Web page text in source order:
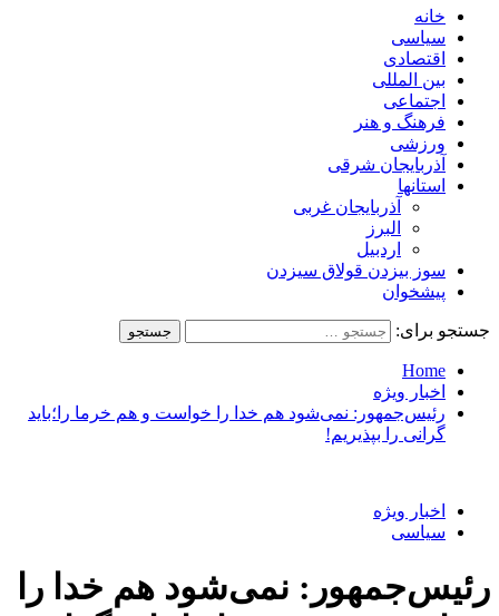
خانه
سیاسی
اقتصادی
بین المللی
اجتماعی
فرهنگ و هنر
ورزشی
آذربایجان شرقی
استانها
آذربایجان غربی
البرز
اردبیل
سوز بیزدن قولاق سیزدن
پیشخوان
جستجو برای:
Home
اخبار ویژه
رئیس‌جمهور: نمی‌شود هم خدا را خواست و هم خرما را؛باید
گرانی را بپذیریم!
اخبار ویژه
سیاسی
رئیس‌جمهور: نمی‌شود هم خدا را